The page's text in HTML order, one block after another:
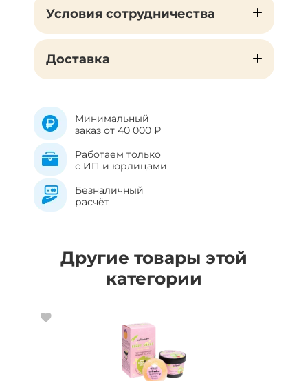
Условия сотрудничества
Доставка
Минимальный
заказ от 40 000 ₽
Работаем только
с ИП и юрлицами
Безналичный
расчёт
Другие товары этой
категории